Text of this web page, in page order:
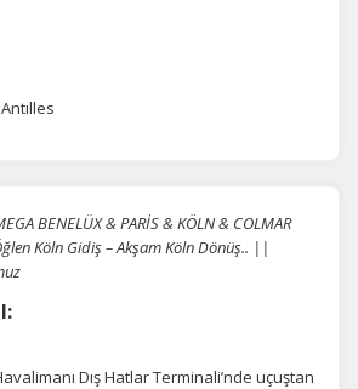
BENELÜX & PARİS & KÖLN & COLMAR
Köln Gidiş – Akşam Köln Dönüş.. ||
Dış Hatlar Terminali’nde uçuştan